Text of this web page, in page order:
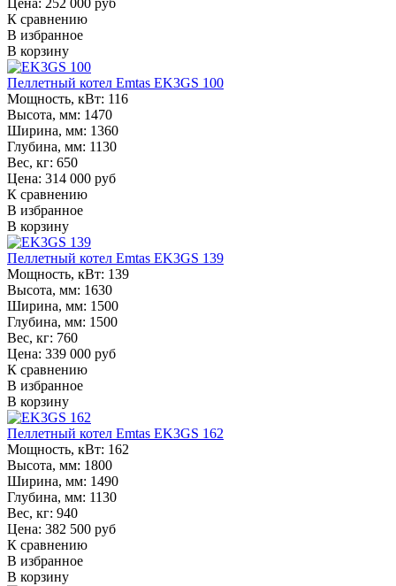
Цена: 252 000 руб
К сравнению
В избранное
В корзину
Пеллетный котел Emtas EK3GS 100
Мощность, кВт: 116
Высота, мм: 1470
Ширина, мм: 1360
Глубина, мм: 1130
Вес, кг: 650
Цена: 314 000 руб
К сравнению
В избранное
В корзину
Пеллетный котел Emtas EK3GS 139
Мощность, кВт: 139
Высота, мм: 1630
Ширина, мм: 1500
Глубина, мм: 1500
Вес, кг: 760
Цена: 339 000 руб
К сравнению
В избранное
В корзину
Пеллетный котел Emtas EK3GS 162
Мощность, кВт: 162
Высота, мм: 1800
Ширина, мм: 1490
Глубина, мм: 1130
Вес, кг: 940
Цена: 382 500 руб
К сравнению
В избранное
В корзину